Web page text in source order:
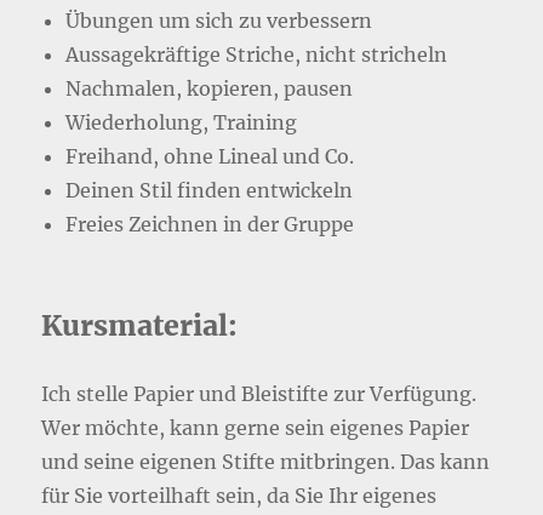
Übungen um sich zu verbessern
Aussagekräftige Striche, nicht stricheln
Nachmalen, kopieren, pausen
Wiederholung, Training
Freihand, ohne Lineal und Co.
Deinen Stil finden entwickeln
Freies Zeichnen in der Gruppe
Kursmaterial:
Ich stelle Papier und Bleistifte zur Verfügung.
Wer möchte, kann gerne sein eigenes Papier
und seine eigenen Stifte mitbringen. Das kann
für Sie vorteilhaft sein, da Sie Ihr eigenes